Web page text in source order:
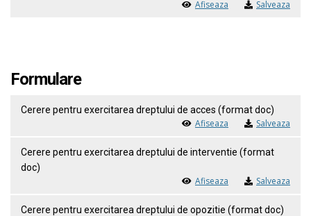
Afiseaza Salveaza
Formulare
Cerere pentru exercitarea dreptului de acces (format doc)
Afiseaza Salveaza
Cerere pentru exercitarea dreptului de interventie (format
doc)
Afiseaza Salveaza
Cerere pentru exercitarea dreptului de opozitie (format doc)